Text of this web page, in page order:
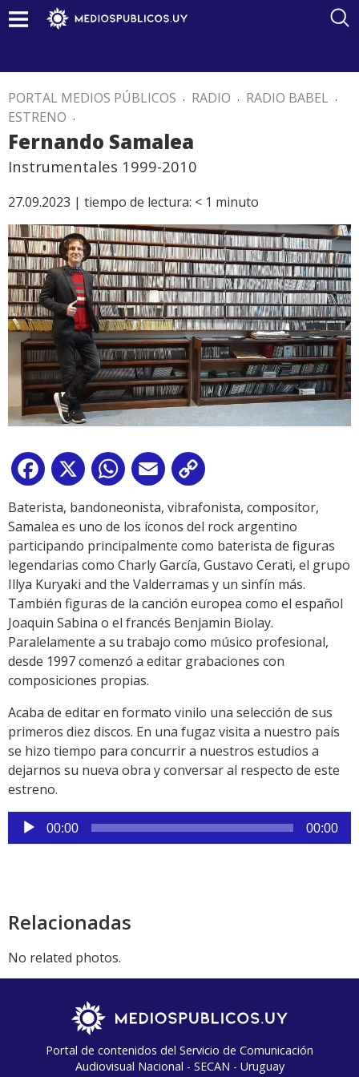
PORTAL MEDIOS PÚBLICOS . RADIO . RADIO BABEL .
ESTRENO .
Fernando Samalea
Instrumentales 1999-2010
27.09.2023 | tiempo de lectura: < 1 minuto
Facebook
X WhatsApp
Email
Link
Baterista, bandoneonista, vibrafonista, compositor,
Samalea es uno de los íconos del rock argentino
participando principalmente como baterista de figuras
legendarias como Charly García, Gustavo Cerati, el grupo
Illya Kuryaki and the Valderramas y un sinfín más.
También figuras de la canción europea como el español
Joaquin Sabina o el francés Benjamin Biolay.
Paralelamente a su trabajo como músico profesional,
desde 1997 comenzó a editar grabaciones con
composiciones propias.
Acaba de editar en formato vinilo una selección de sus
primeros diez discos. En una fugaz visita a nuestro país
se hizo tiempo para concurrir a nuestros estudios a
dejarnos su nueva obra y conversar al respecto de este
estreno.
Reproductor
de
00:00 00:00
Relacionadas
No related photos.
Portal de contenidos del Servicio de Comunicación
Audiovisual Nacional - SECAN - Uruguay